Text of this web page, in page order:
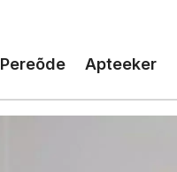
Pereõde Apteeker